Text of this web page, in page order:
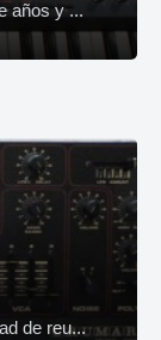
años y ...
de reu...